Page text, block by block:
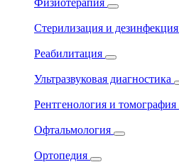
Физиотерапия
Стерилизация и дезинфекция
Реабилитация
Ультразвуковая диагностика
Рентгенология и томография
Офтальмология
Ортопедия